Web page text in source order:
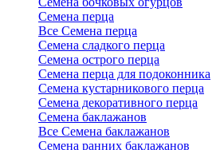
Семена перца
Все Семена перца
Семена сладкого перца
Семена острого перца
Семена перца для подоконника
Семена кустарникового перца
Семена декоративного перца
Семена баклажанов
Все Семена баклажанов
Семена ранних баклажанов